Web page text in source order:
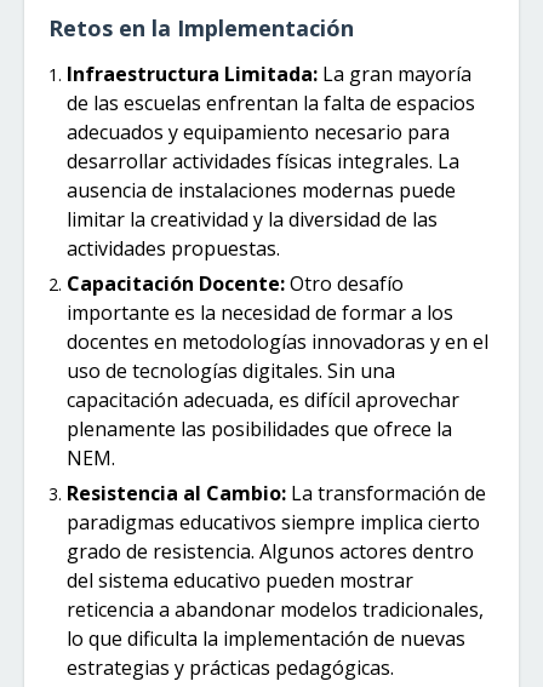
Retos en la Implementación
Infraestructura Limitada: La gran mayoría
de las escuelas enfrentan la falta de espacios
adecuados y equipamiento necesario para
desarrollar actividades físicas integrales. La
ausencia de instalaciones modernas puede
limitar la creatividad y la diversidad de las
actividades propuestas.
Capacitación Docente:Otro desafío
importante es la necesidad de formar a los
docentes en metodologías innovadoras y en el
uso de tecnologías digitales. Sin una
capacitación adecuada, es difícil aprovechar
plenamente las posibilidades que ofrece la
NEM.
Resistencia al Cambio: La transformación de
paradigmas educativos siempre implica cierto
grado de resistencia. Algunos actores dentro
del sistema educativo pueden mostrar
reticencia a abandonar modelos tradicionales,
lo que dificulta la implementación de nuevas
estrategias y prácticas pedagógicas.